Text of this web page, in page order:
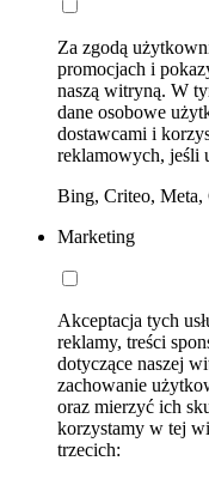
Za zgodą
promocjach i
naszą witryną. W
dane osobowe
dostawcami i
reklamowych, jeśli
Bing, Criteo,
Marketing
Akceptacja tych
reklamy, treści
dotyczące naszej
zachowanie
oraz mierzyć ich
korzystamy w tej
trzecich: